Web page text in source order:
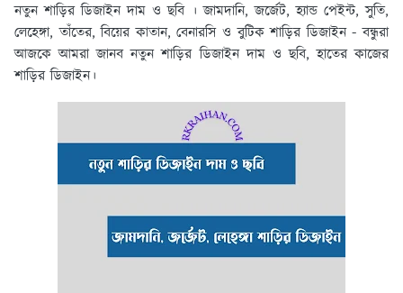
নতুন শাড়ির ডিজাইন দাম ও ছবি । জামদানি, জর্জেট, হ্যান্ড পেইন্ট, সুতি,
লেহেঙ্গা, তাঁতের, বিয়ের কাতান, বেনারসি ও বুটিক শাড়ির ডিজাইন- বন্ধুরা
আজকে আমরা জানব নতুন শাড়ির ডিজাইন দাম ও ছবি, হাতের কাজের
শাড়ির ডিজাইন।